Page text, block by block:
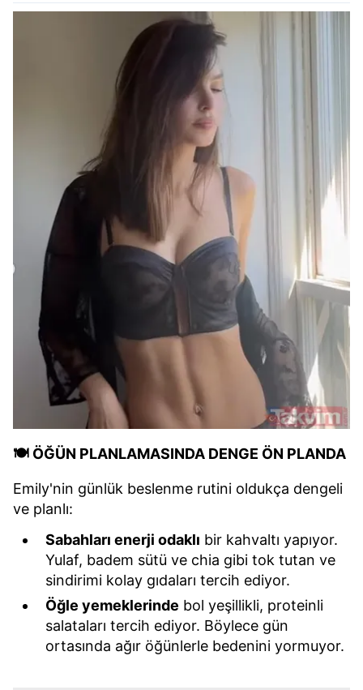
🍽️ ÖĞÜN PLANLAMASINDA DENGE ÖN PLANDA
Emily'nin günlük beslenme rutini oldukça dengeli
ve planlı:
Sabahları enerji odaklı bir kahvaltı yapıyor.
Yulaf, badem sütü ve chia gibi tok tutan ve
sindirimi kolay gıdaları tercih ediyor.
Öğle yemeklerinde bol yeşillikli, proteinli
salataları tercih ediyor. Böylece gün
ortasında ağır öğünlerle bedenini yormuyor.